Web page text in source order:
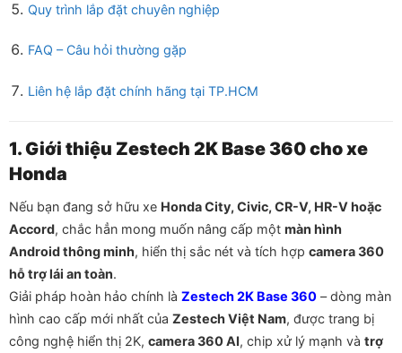
Quy trình lắp đặt chuyên nghiệp
FAQ – Câu hỏi thường gặp
Liên hệ lắp đặt chính hãng tại TP.HCM
1. Giới thiệu Zestech 2K Base 360 cho xe
Honda
Nếu bạn đang sở hữu xe Honda City, Civic, CR-V, HR-V hoặc
Accord, chắc hẳn mong muốn nâng cấp một màn hình
Android thông minh, hiển thị sắc nét và tích hợp camera 360
hỗ trợ lái an toàn.
Giải pháp hoàn hảo chính là Zestech 2K Base 360 – dòng màn
hình cao cấp mới nhất của Zestech Việt Nam, được trang bị
công nghệ hiển thị 2K, camera 360 AI, chip xử lý mạnh và trợ